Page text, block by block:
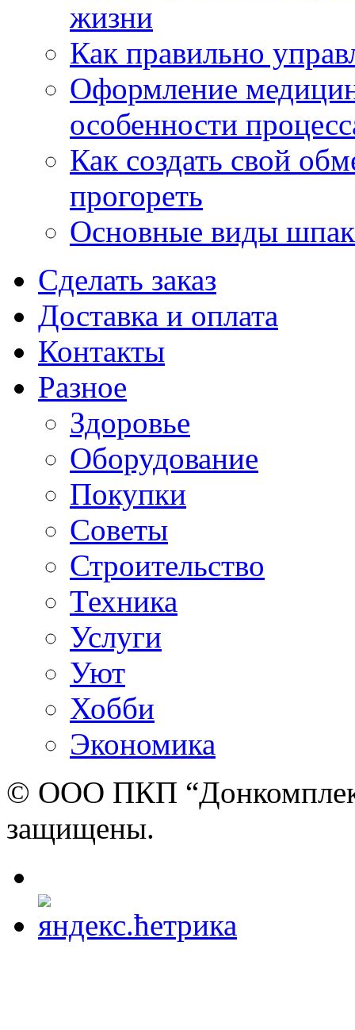
жизни
Как правильно
Оформление
особенности
Как создать свой
прогореть
Основные виды
Сделать заказ
Доставка и оплата
Контакты
Разное
Здоровье
Оборудование
Покупки
Советы
Строительство
Техника
Услуги
Уют
Хобби
Экономика
© ООО ПКП
защищены.